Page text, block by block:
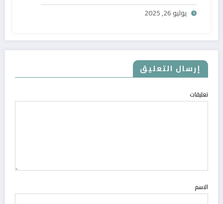
يوليو 26, 2025
إرسال التعليق
تعليقات
الاسم